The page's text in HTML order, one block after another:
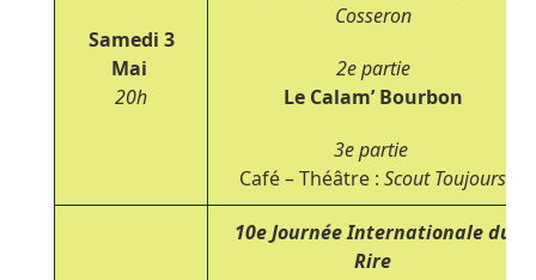
Samedi 3
Mai
20h
Cosseron
2epartie
Le Calam’ Bourbon
3epartie
Café – Théâtre :Scout Toujours
10eJournée Internationale du
Rire